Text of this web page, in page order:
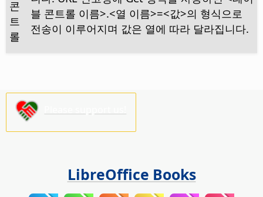
콘
트
롤
블 콘트롤 이름>.<열 이름>=<값>의 형식으로
전송이 이루어지며 값은 열에 따라 달라집니다.
LibreOffice Books